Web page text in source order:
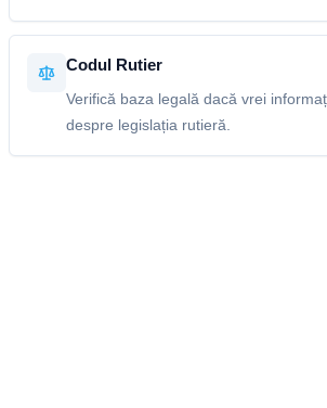
Codul Rutier
Verifică baza legală dacă vrei
despre legislația rutieră.